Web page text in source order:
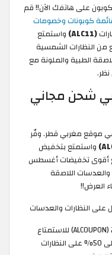
على هاتفك الآن!! قم
كوبونات وخصومات
(ALC11)
واستمتع
النظارات الشمسية
الطبية والملونة مع
شحن مجاني
موقع مغربي قطر. وفّر
واستمتع بتخفيض
أقوى تخفيضات أغسطس
النظارات والعدسات اللاصقة
العرض!!
فعّل أحدث كود خصم Magrabi لعام 2026 (ALCOUPON) للاستمتاع
بتخفيض 10% مع تخفيضات حصرية تصل إلى 50% على النظارات